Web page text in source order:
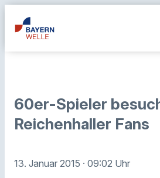
60er-Spieler
Reichenhaller Fans
13. Januar 2015 · 09:02 Uhr